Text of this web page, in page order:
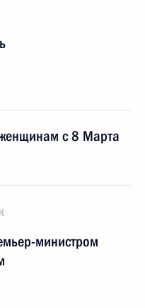
с 8 Марта
министром